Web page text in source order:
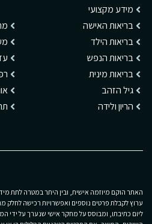
מידע מקצועי
בריאות האישה
בריאות הילד
בריאות הנפש
בריאות מינית
גיל הזהב
הריון ולידה
האתר הוקם מיוזמה אישית, ובין היתר במטרה לתת
ערוץ לקבלת פרטים נוספים ואפשרויות רכישה לחלק
ליום כתיבתו, ומבוסס על מחקר אישי שנערך על ידי